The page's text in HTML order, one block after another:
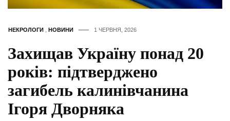
НЕКРОЛОГИ НОВИНИ 1 ЧЕРВНЯ, 2026
Захищав Україну понад 20
років: підтверджено
загибель калинівчанина
Ігоря Дворняка